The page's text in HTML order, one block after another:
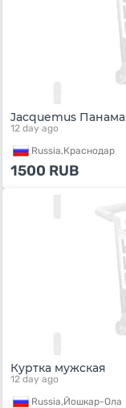
Jacquemus Панама
12 day ago
Russia,Краснодар
1500 RUB
Куртка мужская
12 day ago
Russia,Йошкар-Ола